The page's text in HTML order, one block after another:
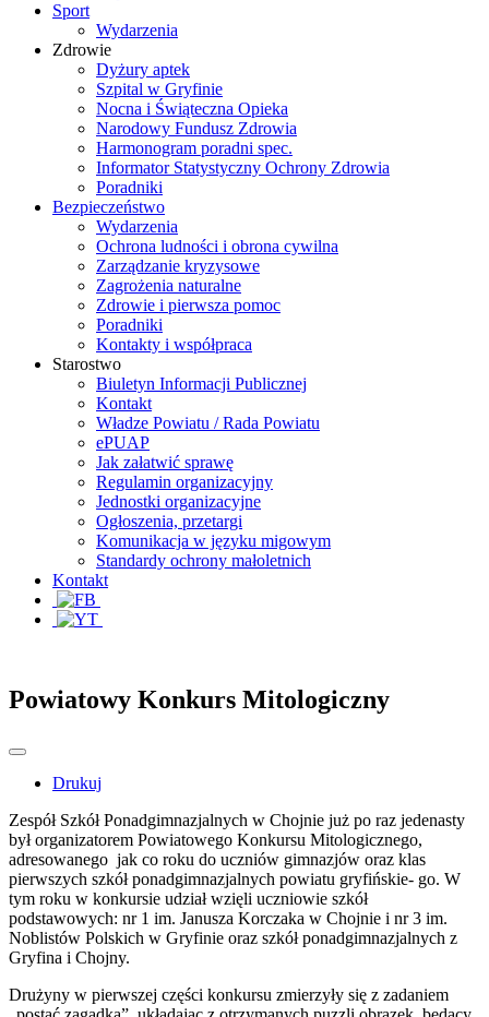
Sport
Wydarzenia
Zdrowie
Dyżury aptek
Szpital w Gryfinie
Nocna i Świąteczna Opieka
Narodowy Fundusz Zdrowia
Harmonogram poradni spec.
Informator Statystyczny Ochrony Zdrowia
Poradniki
Bezpieczeństwo
Wydarzenia
Ochrona ludności i obrona cywilna
Zarządzanie kryzysowe
Zagrożenia naturalne
Zdrowie i pierwsza pomoc
Poradniki
Kontakty i współpraca
Starostwo
Biuletyn Informacji Publicznej
Kontakt
Władze Powiatu / Rada Powiatu
ePUAP
Jak załatwić sprawę
Regulamin organizacyjny
Jednostki organizacyjne
Ogłoszenia, przetargi
Komunikacja w języku migowym
Standardy ochrony małoletnich
Kontakt
Powiatowy Konkurs Mitologiczny
Drukuj
Zespół Szkół Ponadgimnazjalnych w Chojnie już po raz jedenasty
był organizatorem Powiatowego Konkursu Mitologicznego,
adresowanego jak co roku do uczniów gimnazjów oraz klas
pierwszych szkół ponadgimnazjalnych powiatu gryfińskie- go. W
tym roku w konkursie udział wzięli uczniowie szkół
podstawowych: nr 1 im. Janusza Korczaka w Chojnie i nr 3 im.
Noblistów Polskich w Gryfinie oraz szkół ponadgimnazjalnych z
Gryfina i Chojny.
Drużyny w pierwszej części konkursu zmierzyły się z zadaniem